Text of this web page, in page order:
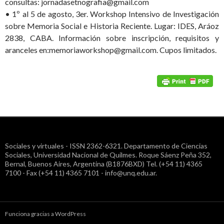
• 1º al 5 de agosto, 3er. Workshop Intensivo de Investigación
sobre Memoria Social e Historia Reciente. Lugar: IDES, Aráoz
2838, CABA. Información sobre inscripción, requisitos y
aranceles en:memoriaworkshop@gmail.com. Cupos limitados.
Sociales y virtuales - ISSN 2362-6321. Departamento de Ciencias
Sociales, Universidad Nacional de Quilmes. Roque Sáenz Peña 352,
Bernal, Buenos Aires, Argentina (B1876BXD) Tel. (+54 11) 4365
7100 - Fax (+54 11) 4365 7101 - info@unq.edu.ar.
Funciona gracias a WordPress